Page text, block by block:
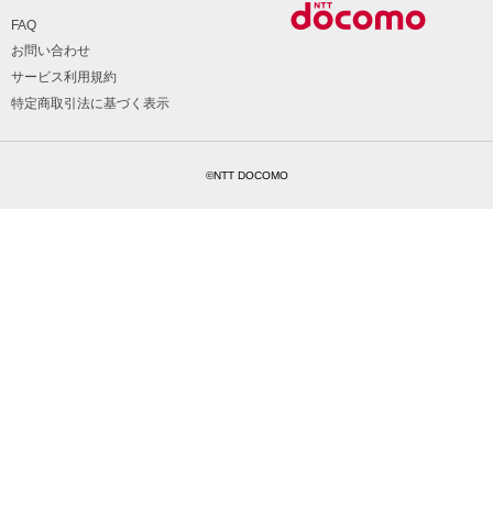
FAQ
お問い合わせ
サービス利用規約
特定商取引法に基づく表示
©NTT DOCOMO